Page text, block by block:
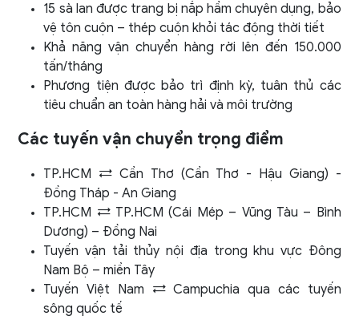
15 sà lan được trang bị nắp hầm chuyên dụng, bảo
vệ tôn cuộn – thép cuộn khỏi tác động thời tiết
Khả năng vận chuyển hàng rời lên đến 150.000
tấn/tháng
Phương tiện được bảo trì định kỳ, tuân thủ các
tiêu chuẩn an toàn hàng hải và môi trường
Các tuyến vận chuyển trọng điểm
TP.HCM ⇄ Cần Thơ (Cần Thơ - Hậu Giang) -
Đồng Tháp - An Giang
TP.HCM ⇄ TP.HCM (Cái Mép – Vũng Tàu – Bình
Dương) – Đồng Nai
Tuyến vận tải thủy nội địa trong khu vực Đông
Nam Bộ – miền Tây
Tuyến Việt Nam ⇄ Campuchia qua các tuyến
sông quốc tế